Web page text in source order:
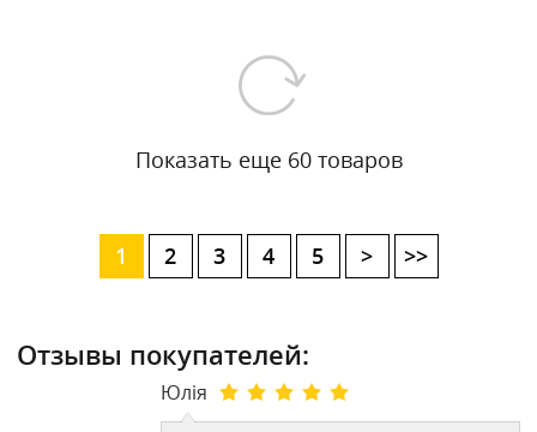
Показать еще 60 товаров
1 2 3 4 5 > >>
Отзывы покупателей:
Юлія